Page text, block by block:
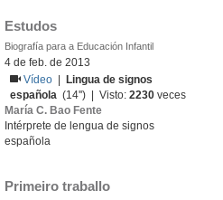
Estudos
Biografía para a Educación Infantil
4 de feb. de 2013
Vídeo
Lingua de signos
española (14'') | Visto:2230 veces
María C. Bao Fente
Intérprete de lengua de signos
española
Primeiro traballo